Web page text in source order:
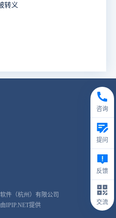
转义
件（杭州）有限公司
IPIP.NET提供
咨询
提问
反馈
交流